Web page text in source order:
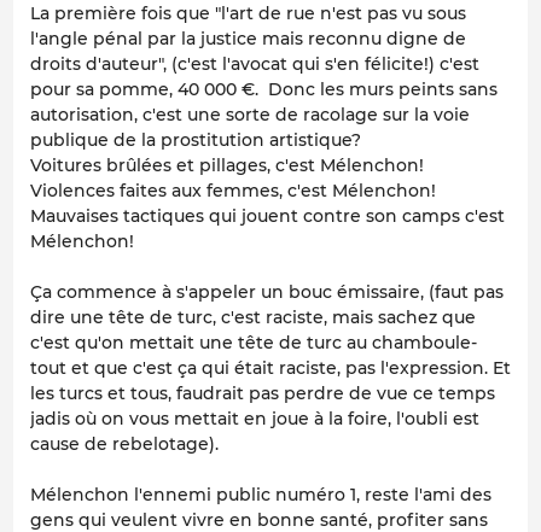
La première fois que "l'art de rue n'est pas vu sous
l'angle pénal par la justice mais reconnu digne de
droits d'auteur", (c'est l'avocat qui s'en félicite!) c'est
pour sa pomme, 40 000 €. Donc les murs peints sans
autorisation, c'est une sorte de racolage sur la voie
publique de la prostitution artistique?
Voitures brûlées et pillages, c'est Mélenchon!
Violences faites aux femmes, c'est Mélenchon!
Mauvaises tactiques qui jouent contre son camps c'est
Mélenchon!
Ça commence à s'appeler un bouc émissaire, (faut pas
dire une tête de turc, c'est raciste, mais sachez que
c'est qu'on mettait une tête de turc au chamboule-
tout et que c'est ça qui était raciste, pas l'expression. Et
les turcs et tous, faudrait pas perdre de vue ce temps
jadis où on vous mettait en joue à la foire, l'oubli est
cause de rebelotage).
Mélenchon l'ennemi public numéro 1, reste l'ami des
gens qui veulent vivre en bonne santé, profiter sans